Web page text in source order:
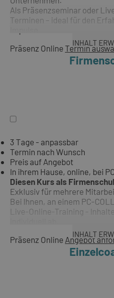
Als Präsenzseminar oder
Terminen – ideal für den
INHALT
Präsenz Online Termin
3 Tage - anpassbar
Termin nach Wunsch
Preis auf Angebot
In ihrem Hause, online, bei
Diesen Kurs als
Exklusiv für mehrere
Bei Ihnen, an einem PC-
Live-Online-Training -
INHALT
Präsenz Online Angebot